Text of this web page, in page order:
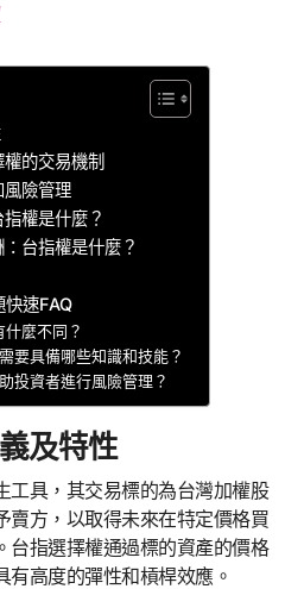
的交易機制
風險管理
權是什麼？
台指權是什麼？
快速FAQ
什麼不同？
要具備哪些知識和技能？
投資者進行風險管理？
及特性
工具，其交易標的為台灣加權股
賣方，以取得未來在特定價格買
台指選擇權通過標的資產的價格
高度的彈性和槓桿效應。